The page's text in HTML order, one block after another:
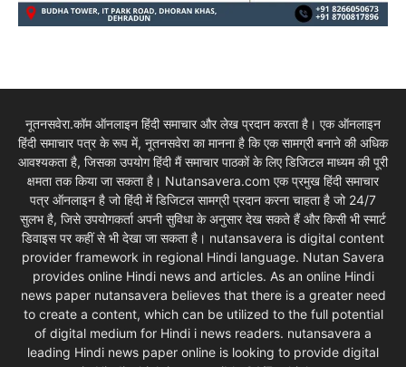
नूतनसवेरा.कॉम ऑनलाइन हिंदी समाचार और लेख प्रदान करता है। एक ऑनलाइन
हिंदी समाचार पत्र के रूप में, नूतनसवेरा का मानना है कि एक सामग्री बनाने की अधिक
आवश्यकता है, जिसका उपयोग हिंदी मैं समाचार पाठकों के लिए डिजिटल माध्यम की पूरी
क्षमता तक किया जा सकता है। Nutansavera.com एक प्रमुख हिंदी समाचार
पत्र ऑनलाइन है जो हिंदी में डिजिटल सामग्री प्रदान करना चाहता है जो 24/7
सुलभ है, जिसे उपयोगकर्ता अपनी सुविधा के अनुसार देख सकते हैं और किसी भी स्मार्ट
डिवाइस पर कहीं से भी देखा जा सकता है। nutansavera is digital content
provider framework in regional Hindi language. Nutan Savera
provides online Hindi news and articles. As an online Hindi
news paper nutansavera believes that there is a greater need
to create a content, which can be utilized to the full potential
of digital medium for Hindi i news readers. nutansavera a
leading Hindi news paper online is looking to provide digital